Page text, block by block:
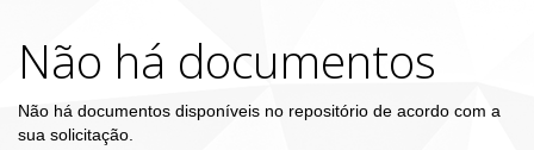
Não há documentos
Não há documentos disponíveis no repositório de acordo com a
sua solicitação.